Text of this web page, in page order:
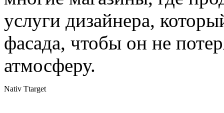
услуги дизайнера,
фасада, чтобы он не
атмосферу.
Nativ Ttarget